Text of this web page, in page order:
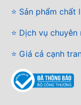
⭐ Sản phẩm chất
⭐ Dịch vụ chuyên
⭐ Giá cả cạnh